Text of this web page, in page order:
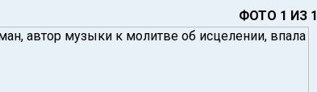
ФОТО 1 ИЗ 1